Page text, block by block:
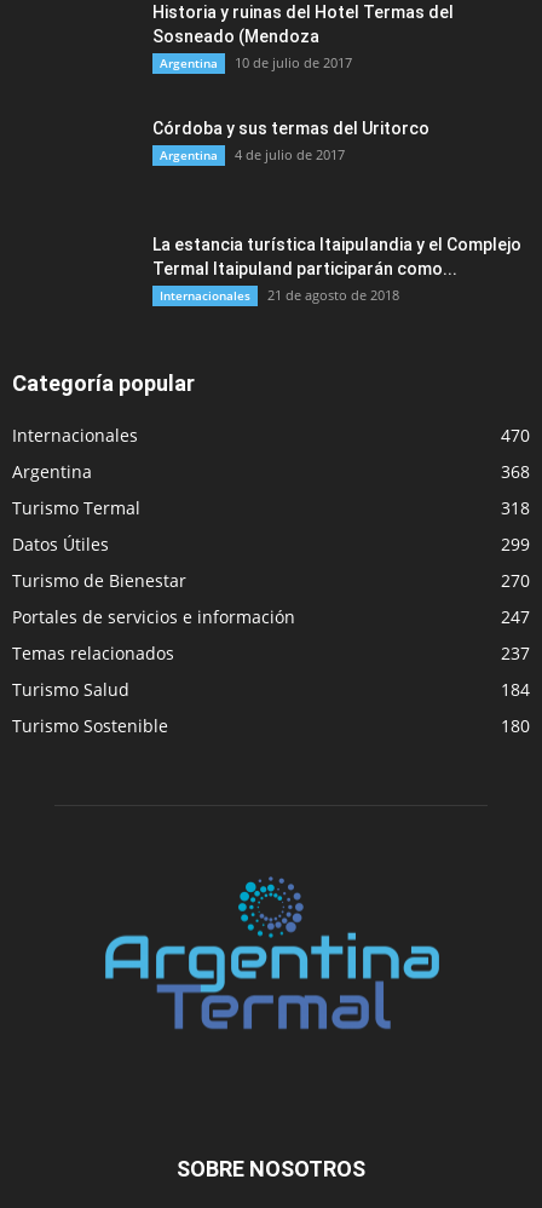
Historia y ruinas del Hotel Termas del
Sosneado (Mendoza
Argentina 10 de julio de 2017
Córdoba y sus termas del Uritorco
Argentina 4 de julio de 2017
La estancia turística Itaipulandia y el Complejo
Termal Itaipuland participarán como...
Internacionales 21 de agosto de 2018
Categoría popular
Internacionales
470
Argentina
368
Turismo Termal
318
Datos Útiles
299
Turismo de Bienestar
270
Portales de servicios e información
247
Temas relacionados
237
Turismo Salud
184
Turismo Sostenible
180
SOBRE NOSOTROS